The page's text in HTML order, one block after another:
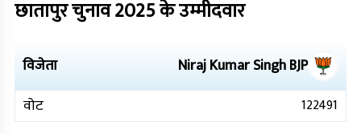
छातापुरचुनाव2025के उम्मीदवार
विजेता Niraj Kumar SinghBJP
वोट
122491